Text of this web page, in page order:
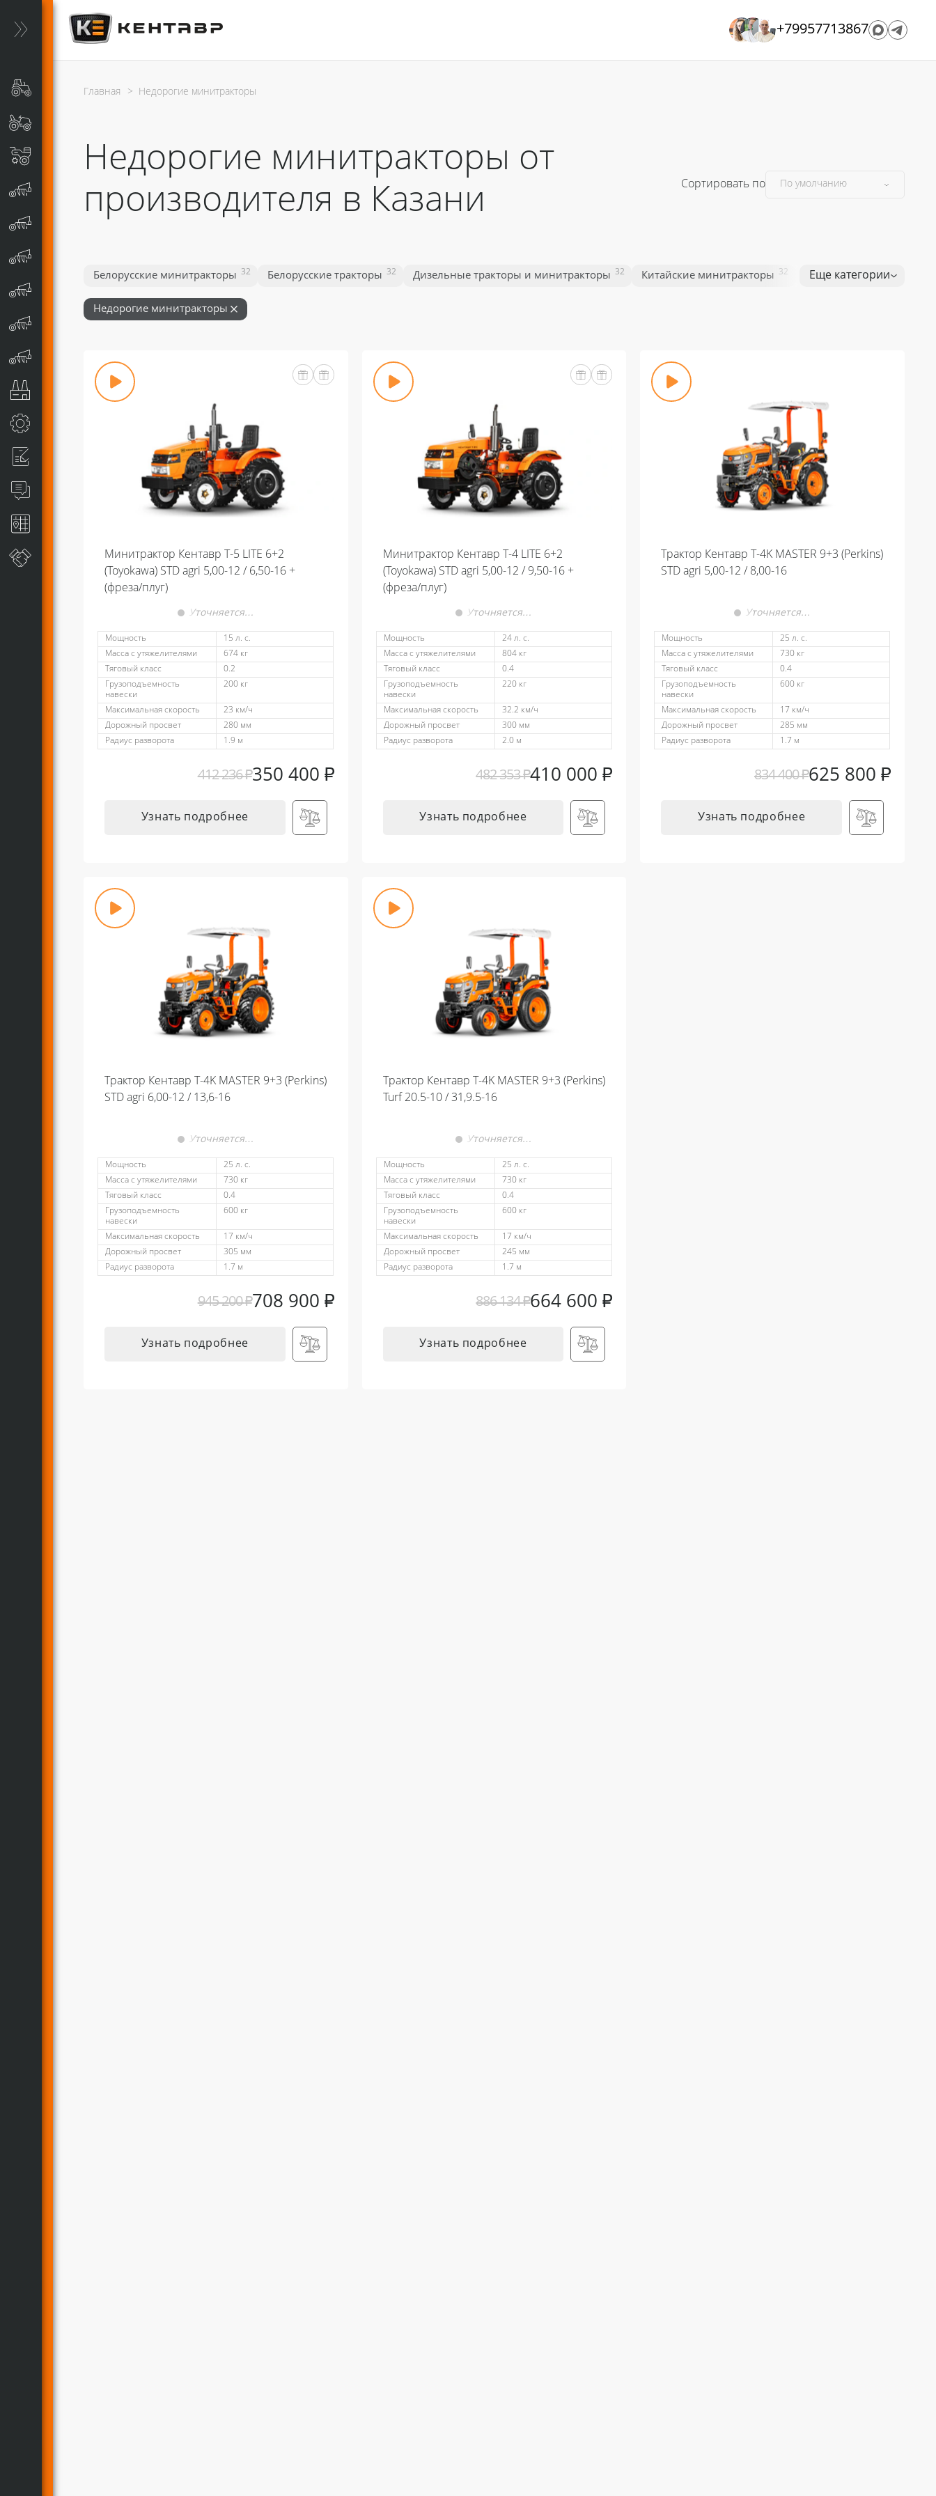
+79957713867
Главная > Недорогие минитракторы
Недорогие минитракторы от
производителя в Казани
Сортировать по
Белорусские минитракторы 32 Белорусские тракторы 32 Дизельные тракторы и минитракторы 32 Китайские минитракторы 32 Китайские тракторы
Еще категории
Недорогие минитракторы
Минитрактор Кентавр Т-5 LITE 6+2
(Toyokawa) STD agri 5,00-12 / 6,50-16 +
(фреза/плуг)
Уточняется…
Мощность
15 л. с.
Масса с утяжелителями
674 кг
Тяговый класс
0.2
Грузоподъемность
навески
200 кг
Максимальная скорость
23 км/ч
Дорожный просвет
280 мм
Радиус разворота
1.9 м
412 236₽350 400 ₽
Узнать подробнее
Минитрактор Кентавр Т-4 LITE 6+2
(Toyokawa) STD agri 5,00-12 / 9,50-16 +
(фреза/плуг)
Уточняется…
Мощность
24 л. с.
Масса с утяжелителями
804 кг
Тяговый класс
0.4
Грузоподъемность
навески
220 кг
Максимальная скорость
32.2 км/ч
Дорожный просвет
300 мм
Радиус разворота
2.0 м
482 353₽410 000₽
Узнать подробнее
Трактор Кентавр Т-4K MASTER 9+3 (Perkins)
STD agri 5,00-12 / 8,00-16
Уточняется…
Мощность
25 л. с.
Масса с утяжелителями
730 кг
Тяговый класс
0.4
Грузоподъемность
навески
600 кг
Максимальная скорость
17 км/ч
Дорожный просвет
285 мм
Радиус разворота
1.7 м
834 400₽625 800 ₽
Узнать подробнее
Трактор Кентавр Т-4K MASTER 9+3 (Perkins)
STD agri 6,00-12 / 13,6-16
Уточняется…
Мощность
25 л. с.
Масса с утяжелителями
730 кг
Тяговый класс
0.4
Грузоподъемность
навески
600 кг
Максимальная скорость
17 км/ч
Дорожный просвет
305 мм
Радиус разворота
1.7 м
945 200₽708 900 ₽
Узнать подробнее
Трактор Кентавр Т-4K MASTER 9+3 (Perkins)
Turf 20.5-10 / 31,9.5-16
Уточняется…
Мощность
25 л. с.
Масса с утяжелителями
730 кг
Тяговый класс
0.4
Грузоподъемность
навески
600 кг
Максимальная скорость
17 км/ч
Дорожный просвет
245 мм
Радиус разворота
1.7 м
886 134₽664 600₽
Узнать подробнее